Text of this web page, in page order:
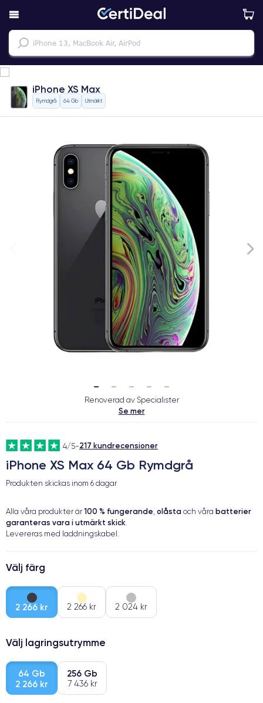
iPhone XS Max
Rymdgrå 64 Gb Utmärkt
Renoverad av Specialister
Se mer
4/5-217 kundrecensioner
iPhone XS Max 64 Gb Rymdgrå
Produkten skickas inom 6 dagar
Alla våra produkter är 100 % fungerande, olåsta och våra batterier
garanteras vara i utmärkt skick.
Levereras med laddningskabel.
Välj färg
2 266 kr 2 266 kr 2 024 kr
Välj lagringsutrymme
64 Gb
2 266 kr
256 Gb
7 436 kr